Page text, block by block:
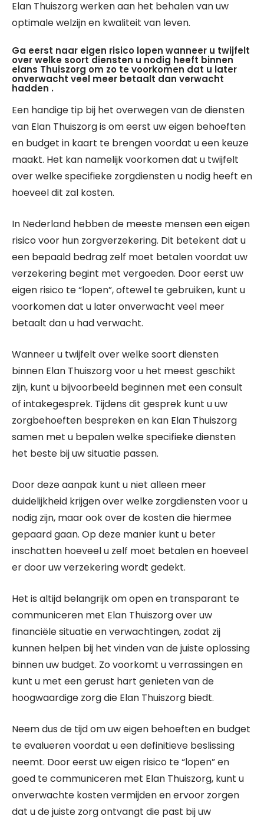
Elan Thuiszorg werken aan het behalen van uw
optimale welzijn en kwaliteit van leven.
Ga eerst naar eigen risico lopen wanneer u twijfelt
over welke soort diensten u nodig heeft binnen
elans Thuiszorg om zo te voorkomen dat u later
onverwacht veel meer betaalt dan verwacht
hadden .
Een handige tip bij het overwegen van de diensten
van Elan Thuiszorg is om eerst uw eigen behoeften
en budget in kaart te brengen voordat u een keuze
maakt. Het kan namelijk voorkomen dat u twijfelt
over welke specifieke zorgdiensten u nodig heeft en
hoeveel dit zal kosten.
In Nederland hebben de meeste mensen een eigen
risico voor hun zorgverzekering. Dit betekent dat u
een bepaald bedrag zelf moet betalen voordat uw
verzekering begint met vergoeden. Door eerst uw
eigen risico te “lopen”, oftewel te gebruiken, kunt u
voorkomen dat u later onverwacht veel meer
betaalt dan u had verwacht.
Wanneer u twijfelt over welke soort diensten
binnen Elan Thuiszorg voor u het meest geschikt
zijn, kunt u bijvoorbeeld beginnen met een consult
of intakegesprek. Tijdens dit gesprek kunt u uw
zorgbehoeften bespreken en kan Elan Thuiszorg
samen met u bepalen welke specifieke diensten
het beste bij uw situatie passen.
Door deze aanpak kunt u niet alleen meer
duidelijkheid krijgen over welke zorgdiensten voor u
nodig zijn, maar ook over de kosten die hiermee
gepaard gaan. Op deze manier kunt u beter
inschatten hoeveel u zelf moet betalen en hoeveel
er door uw verzekering wordt gedekt.
Het is altijd belangrijk om open en transparant te
communiceren met Elan Thuiszorg over uw
financiële situatie en verwachtingen, zodat zij
kunnen helpen bij het vinden van de juiste oplossing
binnen uw budget. Zo voorkomt u verrassingen en
kunt u met een gerust hart genieten van de
hoogwaardige zorg die Elan Thuiszorg biedt.
Neem dus de tijd om uw eigen behoeften en budget
te evalueren voordat u een definitieve beslissing
neemt. Door eerst uw eigen risico te “lopen” en
goed te communiceren met Elan Thuiszorg, kunt u
onverwachte kosten vermijden en ervoor zorgen
dat u de juiste zorg ontvangt die past bij uw